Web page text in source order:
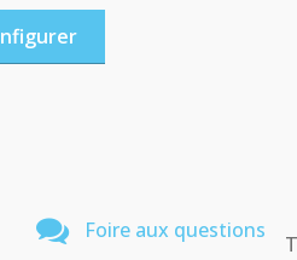
Foire aux questions